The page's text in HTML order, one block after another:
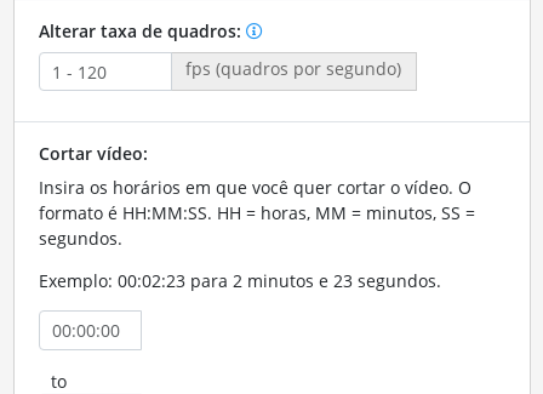
Alterar taxa de quadros:
fps (quadros por segundo)
Cortar vídeo:
Insira os horários em que você quer cortar o vídeo. O
formato é HH:MM:SS. HH = horas, MM = minutos, SS =
segundos.
Exemplo: 00:02:23 para 2 minutos e 23 segundos.
to